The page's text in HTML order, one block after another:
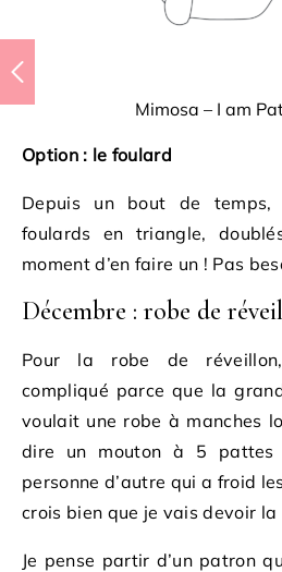
Mimosa – I am
Option : le foulard
Depuis un bout de
foulards en triangle,
moment d’en faire un ! Pas
Décembre : robe de
Pour la robe de
compliqué parce que la
voulait une robe à manches
dire un mouton à 5
personne d’autre qui a froid
crois bien que je vais devoir
Je pense partir d’un patron